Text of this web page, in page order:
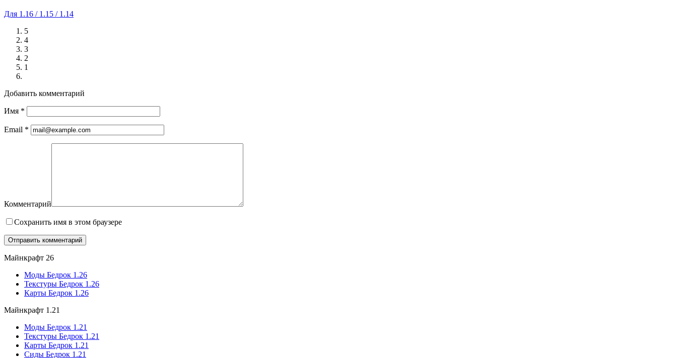
Для 1.16 / 1.15 / 1.14
5
4
3
2
1
Добавить комментарий
Имя *
Email *
Комментарий
Сохранить имя в этом браузере
Майнкрафт 26
Моды Бедрок 1.26
Текстуры Бедрок 1.26
Карты Бедрок 1.26
Майнкрафт 1.21
Моды Бедрок 1.21
Текстуры Бедрок 1.21
Карты Бедрок 1.21
Сиды Бедрок 1.21